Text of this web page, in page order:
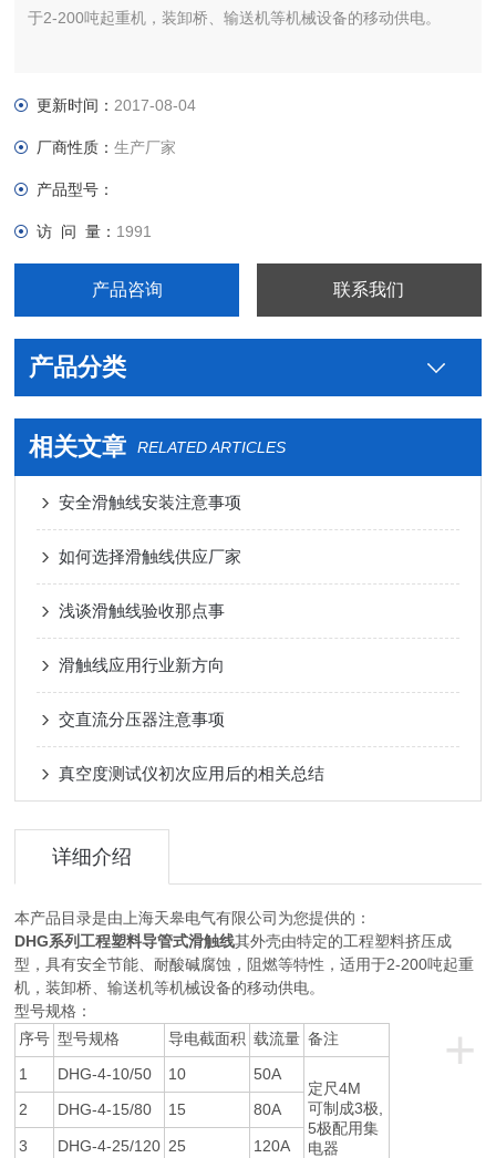
于2-200吨起重机，装卸桥、输送机等机械设备的移动供电。
更新时间： 2017-08-04
厂商性质：生产厂家
产品型号：
访 问 量： 1991
产品咨询 联系我们
产品分类
相关文章 RELATED ARTICLES
安全滑触线安装注意事项
如何选择滑触线供应厂家
浅谈滑触线验收那点事
滑触线应用行业新方向
交直流分压器注意事项
真空度测试仪初次应用后的相关总结
详细介绍
本产品目录是由上海天皋电气有限公司为您提供的：
DHG系列工程塑料导管式滑触线其外壳由特定的工程塑料挤压成
型，具有安全节能、耐酸碱腐蚀，阻燃等特性，适用于2-200吨起重
机，装卸桥、输送机等机械设备的移动供电。
型号规格：
+
序号 型号规格 导电截面积 载流量 备注
1
DHG-4-10/50 10
50A
定尺4M
可制成3极,
5极配用集
电器
2 DHG-4-15/80 15 80A
3 DHG-4-25/120 25 120A